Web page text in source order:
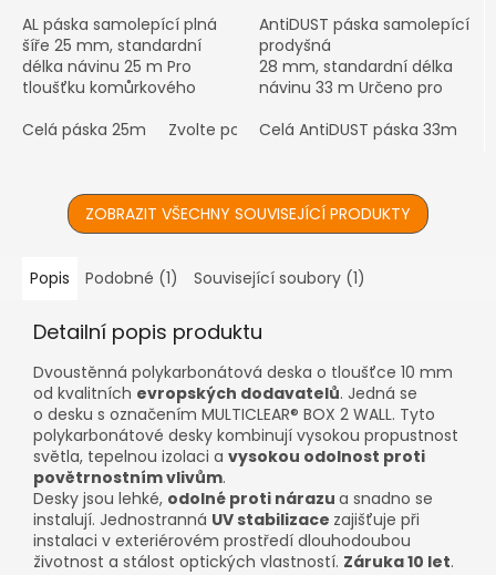
AL páska samolepící plná
šíře 25 mm, standardní
délka návinu 25 m Pro
tloušťku komůrkového
Hliníková (stříbrná)
Celá páska 25m Zvolte počet metrů
AntiDUST páska samolepící
prodyšná
28 mm, standardní délka
návinu 33 m Určeno pro
4–10 mm • Prodyšná páska
Celá AntiDUST páska 33m
ZOBRAZIT VŠECHNY SOUVISEJÍCÍ PRODUKTY
Popis Podobné (1) Související soubory (1)
Detailní popis produktu
Dvoustěnná polykarbonátová deska o tloušťce 10 mm
od kvalitních evropských dodavatelů. Jedná se
o desku s označením MULTICLEAR® BOX 2 WALL. Tyto
polykarbonátové desky kombinují vysokou propustnost
světla, tepelnou izolaci a vysokou odolnost proti
povětrnostním vlivům.
Desky jsou lehké, odolné proti nárazu a snadno se
instalují. Jednostranná UV stabilizace zajišťuje při
instalaci v exteriérovém prostředí dlouhodoubou
životnost a stálost optických vlastností. Záruka 10 let.